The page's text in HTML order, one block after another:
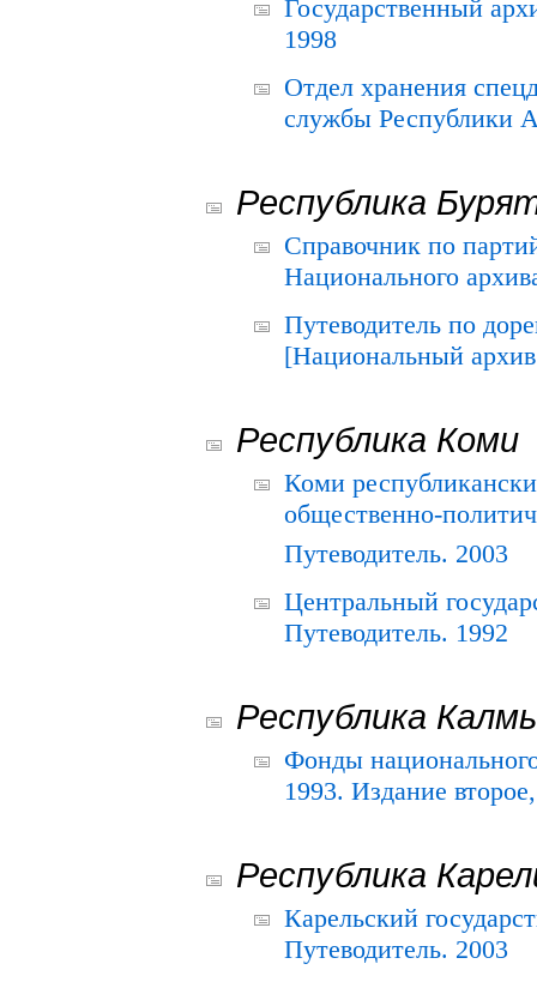
Государственный
1998
Отдел хранения
службы Республики
Республика
Справочник по
Национального
Путеводитель по
[Национальный
Республика Коми
Коми
общественно-
Путеводитель. 2003
Центральный
Путеводитель. 1992
Республика
Фонды
1993. Издание
Республика
Карельский
Путеводитель. 2003